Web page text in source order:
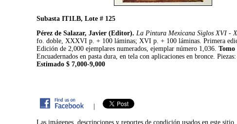
Subasta IT1LB, Lote # 125
Pérez de Salazar, Javier (Editor). La Pintura Mexicana Siglos XVI -
fo. doble, XXXVI p. + 100 láminas; XVI p. + 100 láminas. Primera
Edición de 2,000 ejemplares numerados, ejemplar número 1,036.
Encuadernados en pasta dura, en tela con aplicaciones en bronce.
Estimado $ 7,000-9,000
|
Las imágenes, descripciones y reportes de condición usados en este